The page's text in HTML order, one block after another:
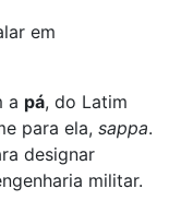
em
a pá, do Latim
para ela, sappa.
designar
militar.